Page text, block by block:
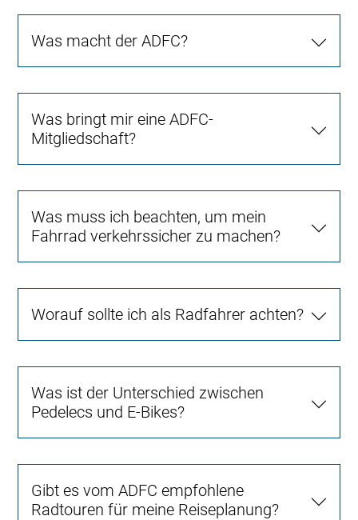
Was macht der ADFC?
Was bringt mir eine ADFC-
Mitgliedschaft?
Was muss ich beachten, um mein
Fahrrad verkehrssicher zu machen?
Worauf sollte ich als Radfahrer achten?
Was ist der Unterschied zwischen
Pedelecs und E-Bikes?
Gibt es vom ADFC empfohlene
Radtouren für meine Reiseplanung?